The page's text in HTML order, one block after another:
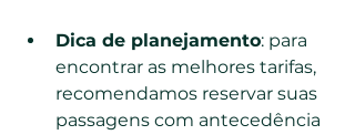
Dica de planejamento: para
encontrar as melhores tarifas,
recomendamos reservar suas
passagens com antecedência